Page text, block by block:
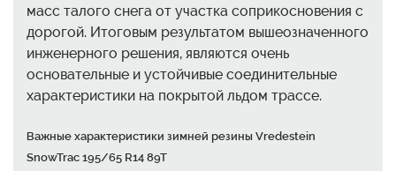
масс талого снега от участка соприкосновения с
дорогой. Итоговым результатом вышеозначенного
инженерного решения, являются очень
основательные и устойчивые соединительные
характеристики на покрытой льдом трассе.
Важные характеристики зимней резины Vredestein
SnowTrac 195/65 R14 89T